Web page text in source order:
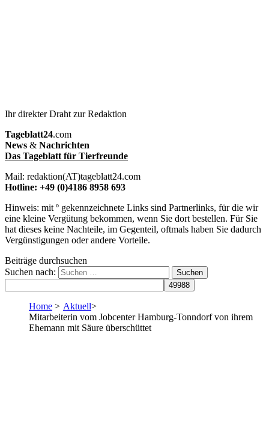
Ihr direkter Draht zur Redaktion
Tageblatt24.com
News & Nachrichten
Das Tageblatt für Tierfreunde
Mail: redaktion(AT)tageblatt24.com
Hotline: +49 (0)4186 8958 693
Hinweis: mit º gekennzeichnete Links sind Partnerlinks, für die wir
eine kleine Vergütung bekommen, wenn Sie dort bestellen. Für Sie
hat dieses keine Nachteile, im Gegenteil, oftmals haben Sie dadurch
Vergünstigungen oder andere Vorteile.
Beiträge durchsuchen
Suchen nach:
Home > Aktuell>
Mitarbeiterin vom Jobcenter Hamburg-Tonndorf von ihrem
Ehemann mit Säure überschüttet